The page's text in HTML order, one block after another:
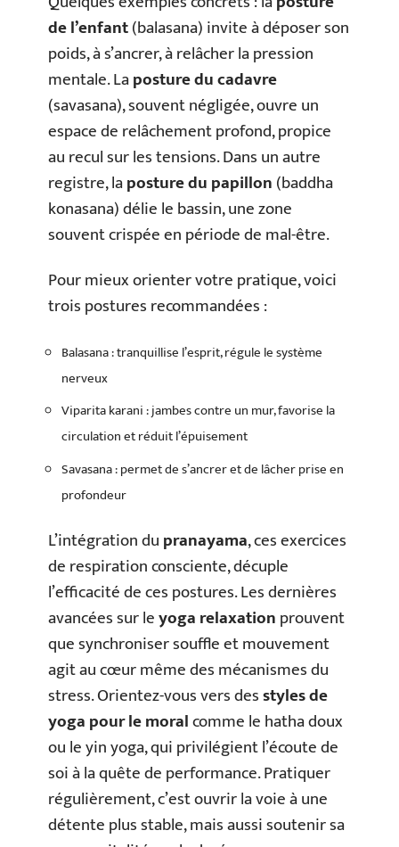
de l’enfant(balasana) invite à déposer son
poids, à s’ancrer, à relâcher la pression
mentale. Laposture du cadavre
(savasana), souvent négligée, ouvre un
espace de relâchement profond, propice
au recul sur les tensions. Dans un autre
registre, laposture du papillon(baddha
konasana) délie le bassin, une zone
souvent crispée en période de mal-être.
Pour mieux orienter votre pratique, voici
trois postures recommandées :
Balasana : tranquillise l’esprit, régule le système
nerveux
Viparita karani : jambes contre un mur, favorise la
circulation et réduit l’épuisement
Savasana : permet de s’ancrer et de lâcher prise en
profondeur
L’intégration dupranayama, ces exercices
de respiration consciente, décuple
l’efficacité de ces postures. Les dernières
avancées sur leyoga relaxationprouvent
que synchroniser souffle et mouvement
agit au cœur même des mécanismes du
stress. Orientez-vous vers desstyles de
yoga pour le moralcomme le hatha doux
ou le yin yoga, qui privilégient l’écoute de
soi à la quête de performance. Pratiquer
régulièrement, c’est ouvrir la voie à une
détente plus stable, mais aussi soutenir sa